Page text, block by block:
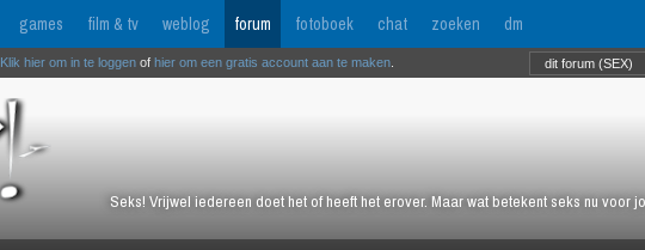
games film & tv weblog forum fotoboek chat zoeken dm
Seks! Vrijwel iedereen doet het of heeft het erover. Maar wat betekent seks nu voor
Klik hier om in te loggen of hier om een gratis account aan te maken